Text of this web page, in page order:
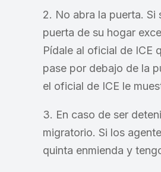
2. No abra la puerta. Si
puerta de su hogar
Pídale al oficial de ICE
pase por debajo de la
el oficial de ICE le
3. En caso de ser
migratorio. Si los
quinta enmienda y